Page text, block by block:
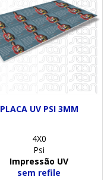
PLACA UV PSI 3MM
4X0
Psi
Impressão UV
sem refile